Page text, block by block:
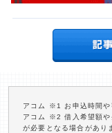
アコム ※1 お申込時間や
アコム ※2 借入希望額や
が必要となる場合があり